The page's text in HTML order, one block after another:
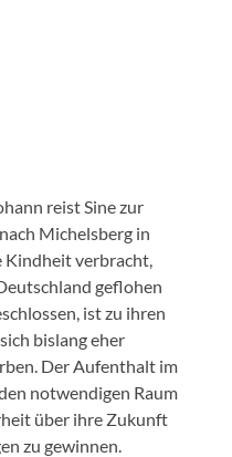
reist Sine zur
Michelsberg in
Kindheit verbracht,
geflohen
ist zu ihren
bislang eher
Der Aufenthalt im
notwendigen Raum
über ihre Zukunft
zu gewinnen.